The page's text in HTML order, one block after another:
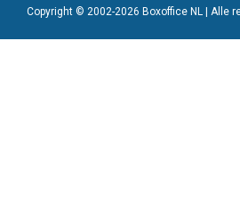
Copyright © 2002-2026 Boxoffice NL | Alle